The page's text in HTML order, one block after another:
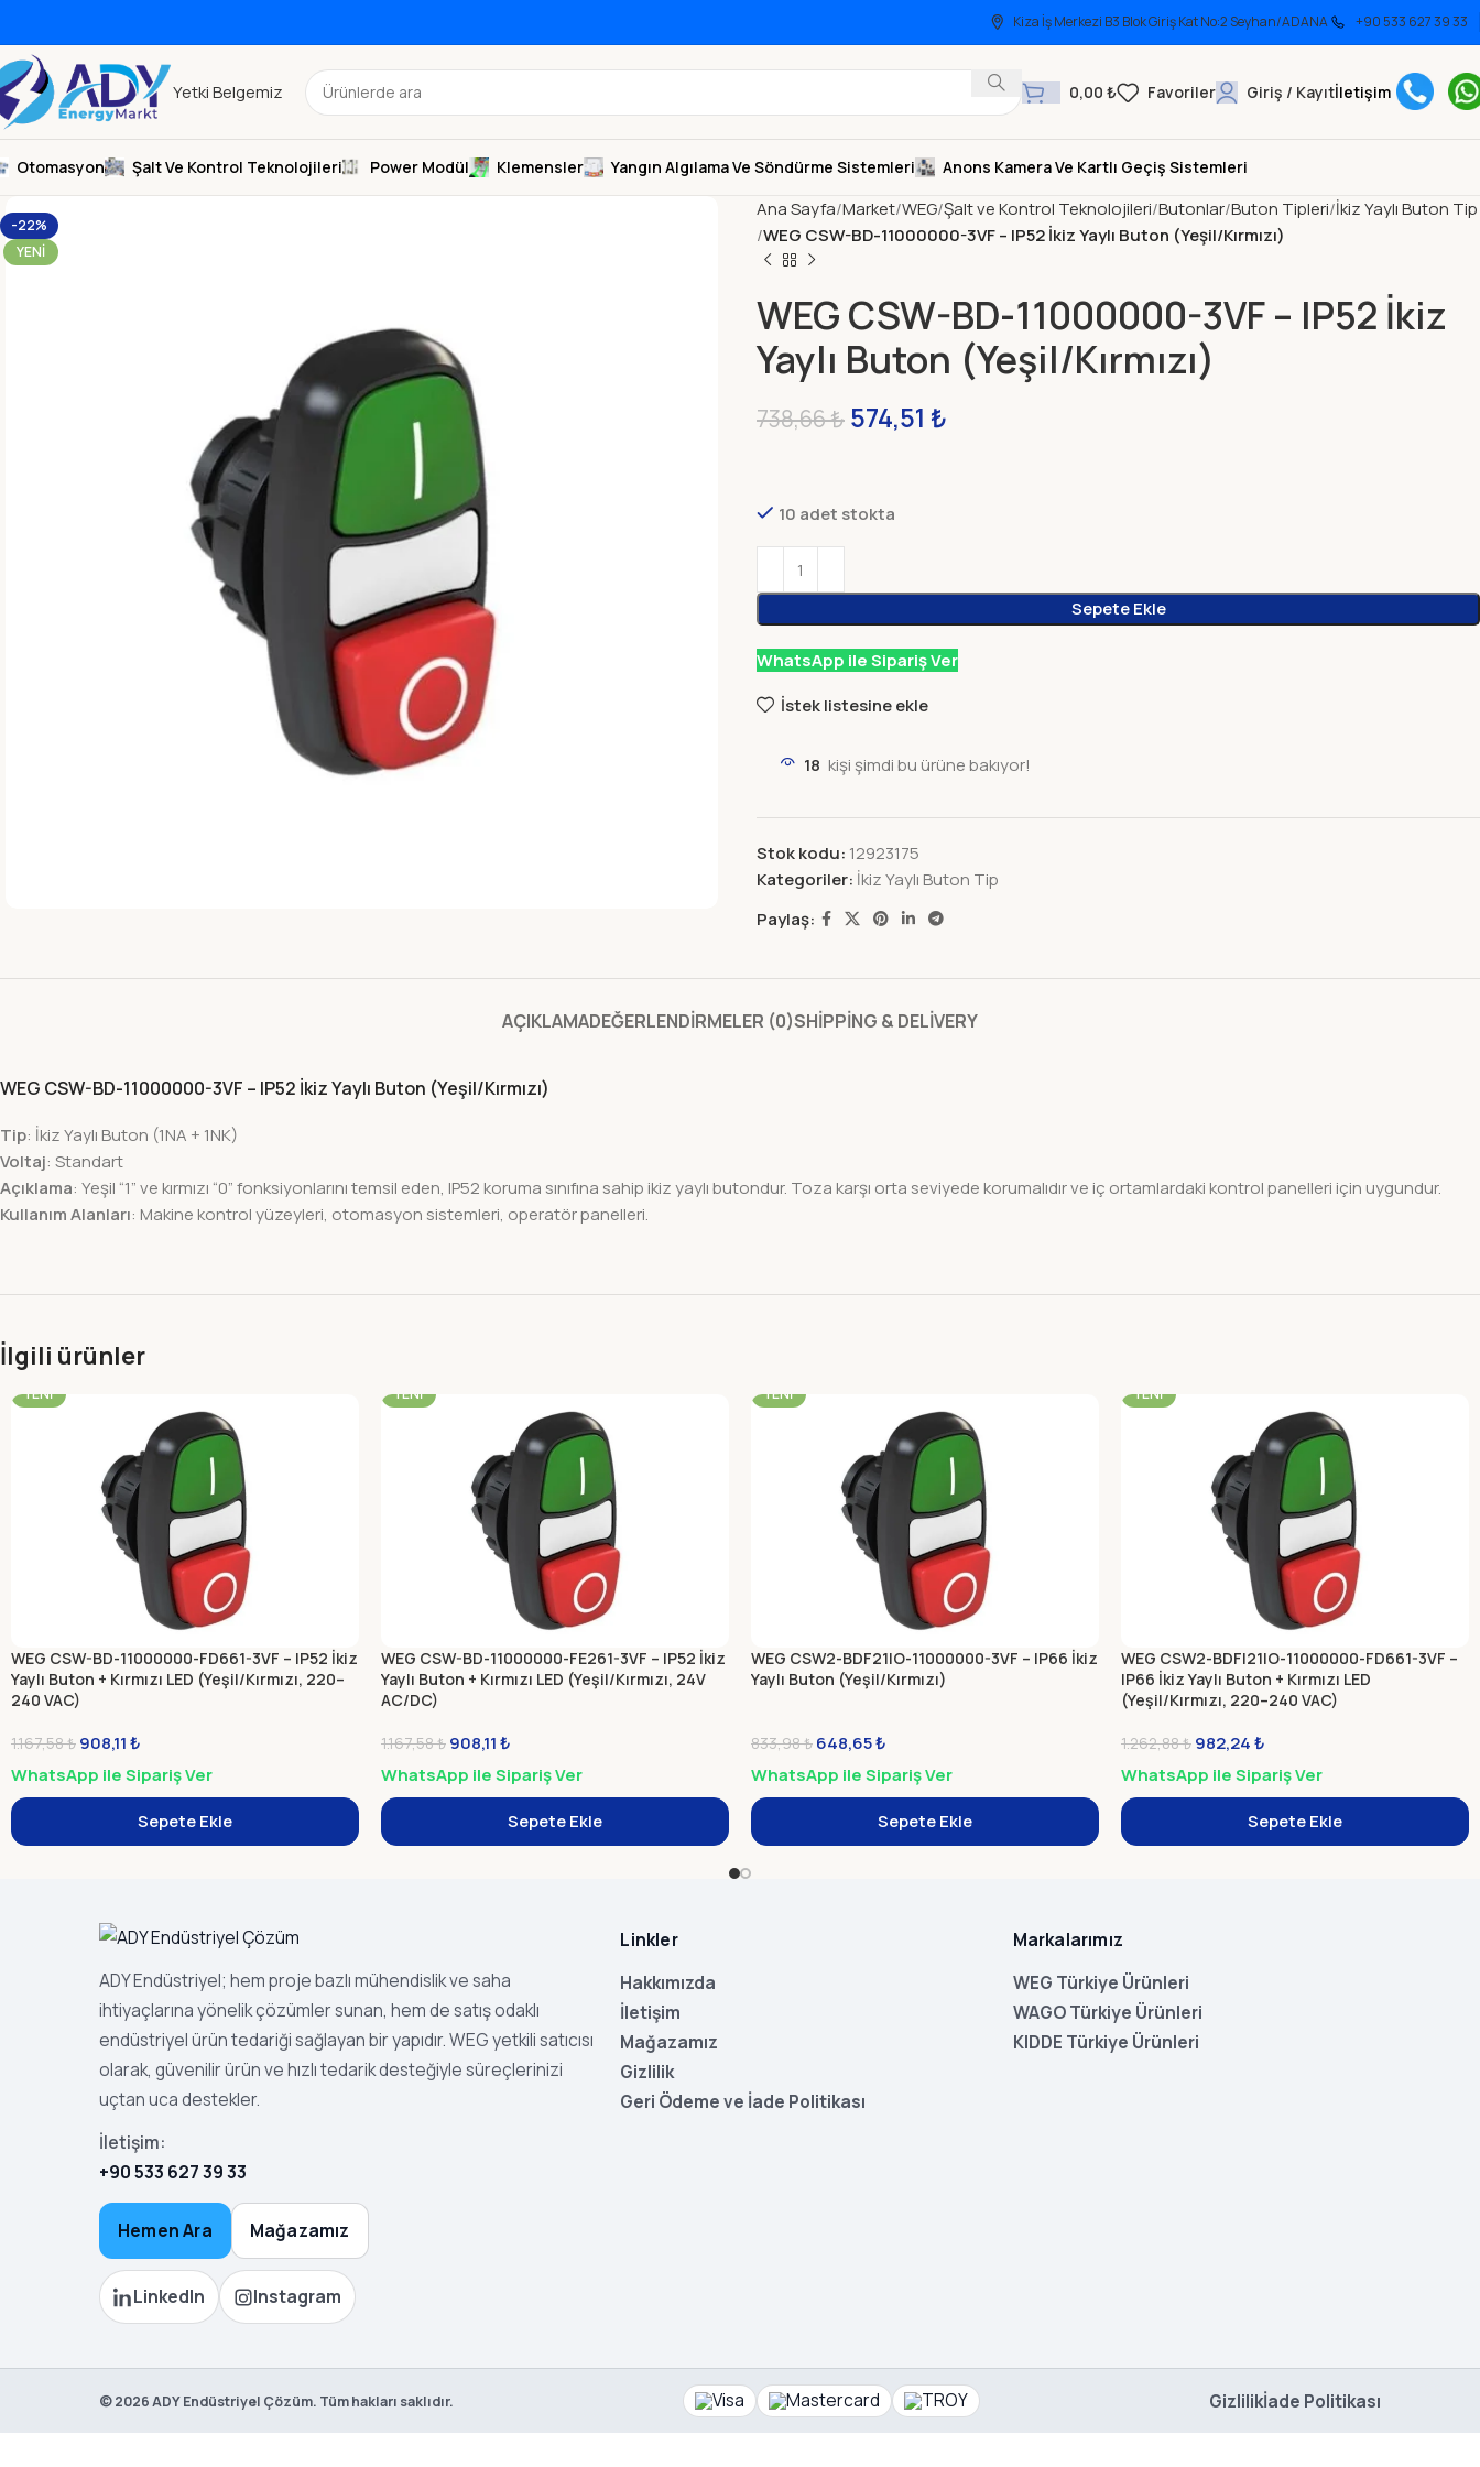
Kiza İş Merkezi B3 Blok Giriş Kat No:2 Seyhan/ADANA +90 533 627 39 33
Yetki Belgemiz 0,00 ₺ Giriş / Kayıtİletişim
Otomasyon Şalt Ve Kontrol Teknolojileri Power Modül Klemensler Yangın Algılama Ve Söndürme Sistemleri Anons Kamera Ve Kartlı Geçiş Sistemleri
-22%
YENI
Ana Sayfa Market WEG Şalt ve Kontrol Teknolojileri Butonlar Buton Tipleri İkiz Yaylı Buton Tip
WEG CSW-BD-11000000-3VF – IP52 İkiz Yaylı Buton (Yeşil/Kırmızı)
WEG CSW-BD-11000000-3VF – IP52 İkiz
Yaylı Buton (Yeşil/Kırmızı)
738,66₺ 574,51 ₺
10 adet stokta
Sepete Ekle
WhatsApp ile Sipariş Ver
İstek listesine ekle
18 kişi şimdi bu ürüne bakıyor!
Stok kodu: 12923175
Kategoriler: İkiz Yaylı Buton Tip
Paylaş:
AÇIKLAMADEĞERLENDIRMELER (0)SHIPPING & DELIVERY
WEG CSW-BD-11000000-3VF – IP52 İkiz Yaylı Buton (Yeşil/Kırmızı)
Tip: İkiz Yaylı Buton (1NA + 1NK)
Voltaj: Standart
Açıklama: Yeşil “1” ve kırmızı “0” fonksiyonlarını temsil eden, IP52 koruma sınıfına sahip ikiz yaylı butondur. Toza karşı orta seviyede korumalıdır ve iç ortamlardaki kontrol panelleri için uygundur.
Kullanım Alanları: Makine kontrol yüzeyleri, otomasyon sistemleri, operatör panelleri.
İlgili ürünler
-22%
YENI
WEG CSW-BD-11000000-FD661-3VF – IP52 İkiz
Yaylı Buton + Kırmızı LED (Yeşil/Kırmızı, 220–
240 VAC)
1.167,58₺ 908,11₺
WhatsApp ile Sipariş Ver
Sepete Ekle
YENI
WEG CSW-BD-11000000-FE261-3VF – IP52 İkiz
Yaylı Buton + Kırmızı LED (Yeşil/Kırmızı, 24V
AC/DC)
1.167,58₺ 908,11₺
WhatsApp ile Sipariş Ver
Sepete Ekle
YENI
WEG CSW2-BDF21IO-11000000-3VF – IP66 İkiz
Yaylı Buton (Yeşil/Kırmızı)
833,98₺ 648,65₺
WhatsApp ile Sipariş Ver
Sepete Ekle
YENI
WEG CSW2-BDFI21IO-11000000-FD661-3VF –
IP66 İkiz Yaylı Buton + Kırmızı LED
(Yeşil/Kırmızı, 220–240 VAC)
1.262,88₺ 982,24₺
WhatsApp ile Sipariş Ver
Sepete Ekle
ADY Endüstriyel; hem proje bazlı mühendislik ve saha
ihtiyaçlarına yönelik çözümler sunan, hem de satış odaklı
endüstriyel ürün tedariği sağlayan bir yapıdır. WEG yetkili satıcısı
olarak, güvenilir ürün ve hızlı tedarik desteğiyle süreçlerinizi
uçtan uca destekler.
İletişim:
+90 533 627 39 33
Hemen Ara Mağazamız
LinkedIn Instagram
Linkler
Hakkımızda
İletişim
Mağazamız
Gizlilik
Geri Ödeme ve İade Politikası
Markalarımız
WEG Türkiye Ürünleri
WAGO Türkiye Ürünleri
KIDDE Türkiye Ürünleri
©2026ADY Endüstriyel Çözüm. Tüm hakları saklıdır. Gizlilikİade Politikası